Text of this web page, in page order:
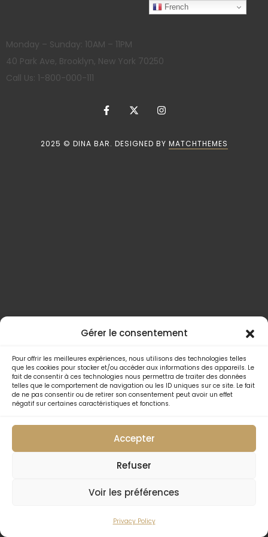
Gérer le consentement
Pour offrir les meilleures expériences, nous utilisons des technologies telles
que les cookies pour stocker et/ou accéder aux informations des appareils. Le
fait de consentir à ces technologies nous permettra de traiter des données
telles que le comportement de navigation ou les ID uniques sur ce site. Le fait
de ne pas consentir ou de retirer son consentement peut avoir un effet
négatif sur certaines caractéristiques et fonctions.
Accepter
Refuser
Voir les préférences
Privacy Policy
Monday – Sunday: 10AM – 11PM
40 Park Ave, Brooklyn, New York 70250
Call Us: 1-800-000-111
2025 © DINA BAR. DESIGNED BY MATCHTHEMES
French